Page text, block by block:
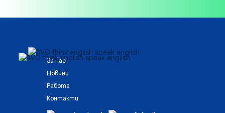
За нас
Новини
Работа
Контакти